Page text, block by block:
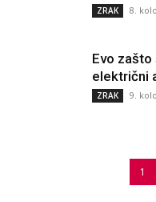
ZRAK 8.
Evo
električni
ZRAK 9.
1